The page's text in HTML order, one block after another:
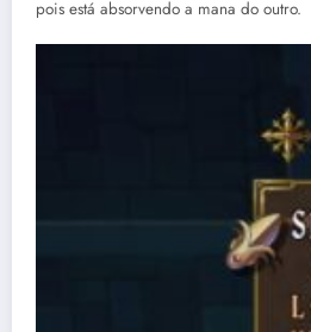
pois está absorvendo a mana do outro.